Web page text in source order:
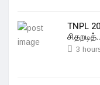
TNPL
3